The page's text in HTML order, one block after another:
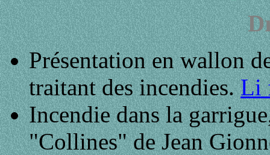
Présentation en wallon
traitant des incendies.Li
Incendie dans la
"Collines" de Jean